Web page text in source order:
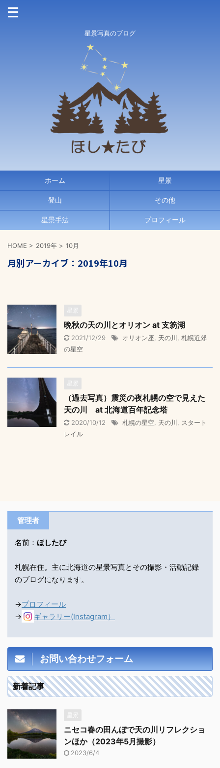
星景写真のブログ
ホーム 星景
登山 その他
星景手法 プロフィール
HOME > 2019年 > 10月
月別アーカイブ：2019年10月
星景
晩秋の天の川とオリオン at 支笏湖
2021/12/29 オリオン座, 天の川, 札幌近郊
の星空
星景
（過去写真）震災の夜札幌の空で見えた
天の川 at 北海道百年記念塔
2020/10/12 札幌の星空, 天の川, スタート
レイル
管理者
名前： ほしたび
札幌在住。主に北海道の星景写真とその撮影・活動記録
のブログになります。
→プロフィール
→
ギャラリー(Instagram）
お問い合わせフォーム
新着記事
星景
ニセコ春の田んぼで天の川リフレクショ
ンほか（2023年5月撮影）
2023/6/4